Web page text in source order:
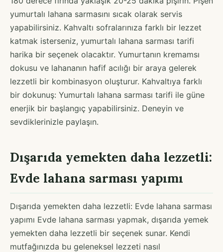
yumurtalı lahana sarmasını sıcak olarak servis
yapabilirsiniz. Kahvaltı sofralarınıza farklı bir lezzet
katmak isterseniz, yumurtalı lahana sarması tarifi
harika bir seçenek olacaktır. Yumurtanın kremamsı
dokusu ve lahananın hafif acılığı bir araya gelerek
lezzetli bir kombinasyon oluşturur. Kahvaltıya farklı
bir dokunuş: Yumurtalı lahana sarması tarifi ile güne
enerjik bir başlangıç yapabilirsiniz. Deneyin ve
sevdiklerinizle paylaşın.
Dışarıda yemekten daha lezzetli:
Evde lahana sarması yapımı
Dışarıda yemekten daha lezzetli: Evde lahana sarması
yapımı Evde lahana sarması yapmak, dışarıda yemek
yemekten daha lezzetli bir seçenek sunar. Kendi
mutfağınızda bu geleneksel lezzeti nasıl